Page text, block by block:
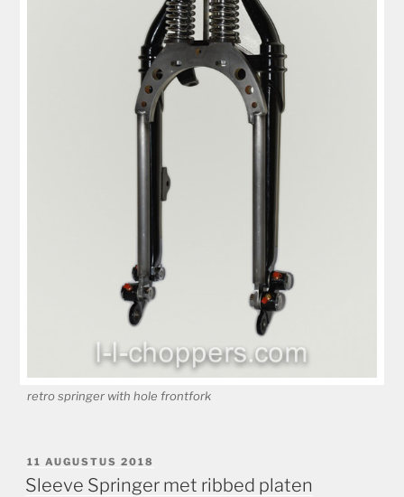
retro springer with hole frontfork
GEPLAATST
OP
11 AUGUSTUS 2018
Sleeve Springer met ribbed platen